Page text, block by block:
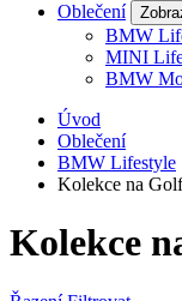
Oblečení
BMW
MINI
BMW
Úvod
Oblečení
BMW Lifestyle
Kolekce na Golf
Kolekce